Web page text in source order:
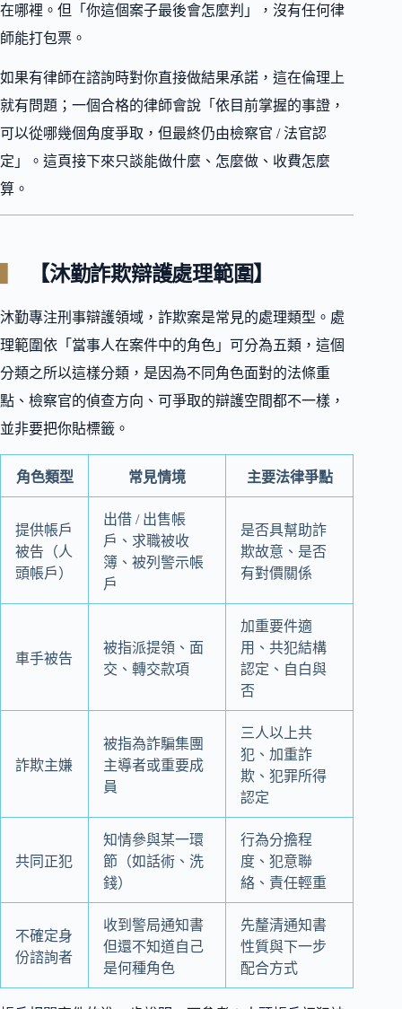
在哪裡。但「你這個案子最後會怎麼判」，沒有任何律
師能打包票。
如果有律師在諮詢時對你直接做結果承諾，這在倫理上
就有問題；一個合格的律師會說「依目前掌握的事證，
可以從哪幾個角度爭取，但最終仍由檢察官 / 法官認
定」。這頁接下來只談能做什麼、怎麼做、收費怎麼
算。
【沐勤詐欺辯護處理範圍】
沐勤專注刑事辯護領域，詐欺案是常見的處理類型。處
理範圍依「當事人在案件中的角色」可分為五類，這個
分類之所以這樣分類，是因為不同角色面對的法條重
點、檢察官的偵查方向、可爭取的辯護空間都不一樣，
並非要把你貼標籤。
角色類型 常見情境 主要法律爭點
提供帳戶
被告（人
頭帳戶）
出借 / 出售帳
戶、求職被收
簿、被列警示帳
戶
是否具幫助詐
欺故意、是否
有對價關係
車手被告
被指派提領、面
交、轉交款項
加重要件適
用、共犯結構
認定、自白與
否
詐欺主嫌
被指為詐騙集團
主導者或重要成
員
三人以上共
犯、加重詐
欺、犯罪所得
認定
共同正犯
知情參與某一環
節（如話術、洗
錢）
行為分擔程
度、犯意聯
絡、責任輕重
不確定身
份諮詢者
收到警局通知書
但還不知道自己
是何種角色
先釐清通知書
性質與下一步
配合方式